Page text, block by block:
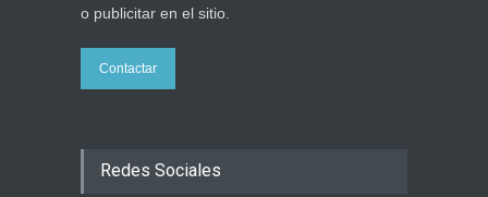
o publicitar en el sitio.
Contactar
Redes Sociales